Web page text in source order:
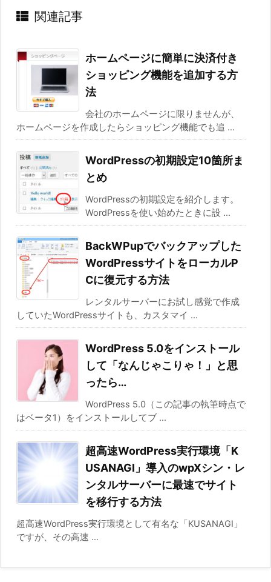
関連記事
ホームページに簡単に決済付き
ショッピング機能を追加する方
法
会社のホームページに限りませんが、
ホームページを作成したらショッピング機能でも追 ...
WordPressの初期設定10箇所ま
とめ
WordPressの初期設定を紹介します。
WordPressを使い始めたときに設 ...
BackWPupでバックアップした
WordPressサイトをローカルP
Cに復元する方法
レンタルサーバーにお試し感覚で作成
していたWordPressサイトも、カスタマイ ...
WordPress 5.0をインストール
して「なんじゃこりゃ！」と思
ったら…
WordPress 5.0（この記事の執筆時点で
はベータ1）をインストールしてブ ...
超高速WordPress実行環境「K
USANAGI」導入のwpXシン・レ
ンタルサーバーに最速でサイト
を移行する方法
超高速WordPress実行環境として有名な「KUSANAGI」
ですが、その高速 ...